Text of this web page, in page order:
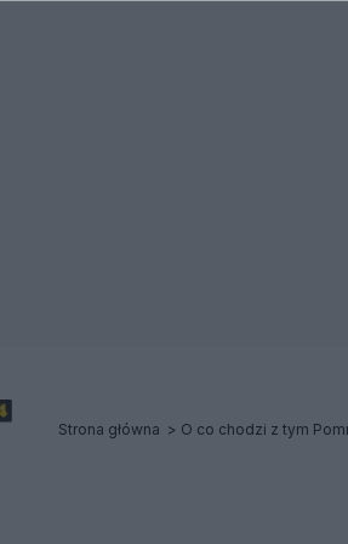
Strona główna O co chodzi z tym